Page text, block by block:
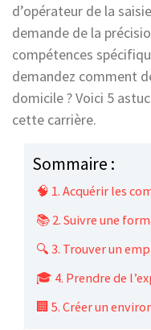
d’opérateur de la
demande de la
compétences
demandez comment
domicile ? Voici 5
cette carrière.
Sommaire :
🧠 1. Acquérir les
📚 2. Suivre une
🔍 3. Trouver un
🎓 4. Prendre de
🏢 5. Créer un